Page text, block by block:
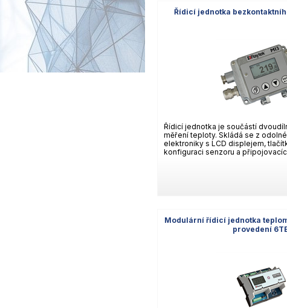
Řídicí jednotka
Řídicí jednotka je součástí
měření teploty. Skládá se z
elektroniky s LCD displejem,
konfiguraci senzoru a
Modulární řídicí jednotka
provedení